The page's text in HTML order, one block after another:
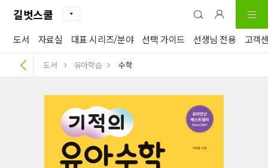
길벗스쿨
도서 자료실 대표 시리즈/분야 선택 가이드 선생님 전용 고객
도서 유아학습 수학